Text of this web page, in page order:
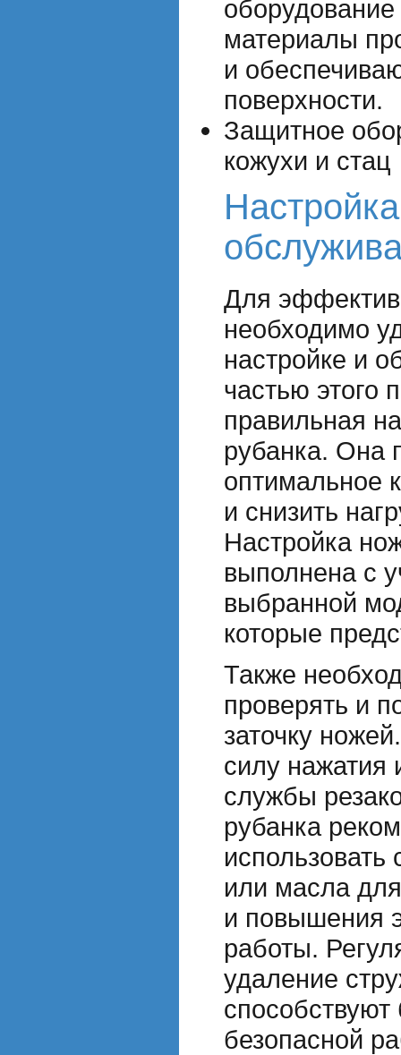
материалы
и
поверхности.
Защитное
кожухи и стац
Для
необходимо
настройке и
частью этого
правильная
рубанка. Она
оптимальное
и снизить
Настройка
выполнена с
выбранной
которые
Также
проверять и
заточку
силу нажатия
службы
рубанка
или масла
и повышения
работы.
удаление
безопасной